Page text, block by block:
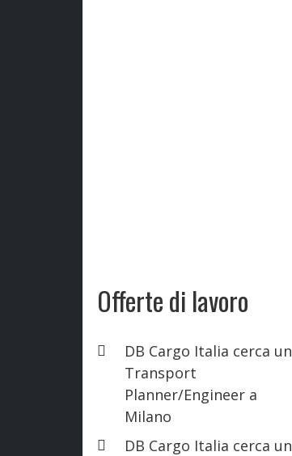
Offerte di lavoro
DB Cargo Italia cerca un
Transport
Planner/Engineer a
Milano
DB Cargo Italia cerca un